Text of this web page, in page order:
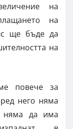
на
на
ще бъде да
на
повече за
него няма
няма да има